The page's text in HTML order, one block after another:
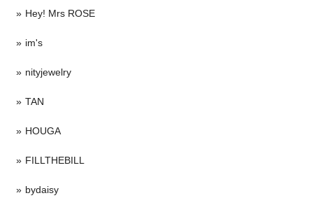
Hey! Mrs ROSE
im's
nityjewelry
TAN
HOUGA
FILLTHEBILL
bydaisy